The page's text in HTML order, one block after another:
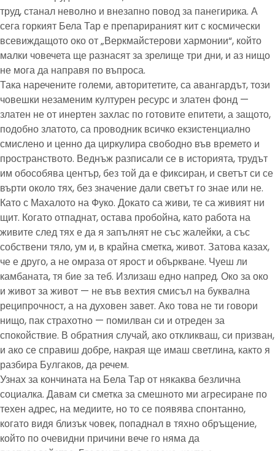
труд, станал неволно и внезапно повод за панегирика. А
сега горкият Бела Тар е препарираният кит с космически
всевиждащото око от „Веркмайстерови хармонии“, който
малки човечета ще разнасят за зрелище три дни, и аз нищо
не мога да направя по въпроса.
Така наречените големи, авторитетите, са авангардът, този
човешки незаменим културен ресурс и златен фонд —
златен не от инертен захлас по готовите епитети, а защото,
подобно златото, са проводник всичко екзистенциално
смислено и ценно да циркулира свободно във времето и
пространството. Веднъж разписали се в историята, трудът
им обособява център, без той да е фиксиран, и светът си се
върти около тях, без значение дали светът го знае или не.
Като с Махалото на Фуко. Докато са живи, те са живият ни
щит. Когато отпаднат, остава пробойна, като работа на
живите след тях е да я запълнят не със жалейки, а със
собствени тяло, ум и, в крайна сметка, живот. Затова казах,
че е друго, а не омраза от ярост и объркване. Чуеш ли
камбаната, тя бие за теб. Излизаш едно напред. Око за око
и живот за живот — не във вехтия смисъл на буквална
реципрочност, а на духовен завет. Ако това не ти говори
нищо, пак страхотно — помилван си и отреден за
спокойствие. В обратния случай, ако откликваш, си призван,
и ако се справиш добре, накрая ще имаш светлина, както я
разбира Булгаков, да речем.
Узнах за кончината на Бела Тар от някаква безлична
социалка. Давам си сметка за смешното ми агресиране по
техен адрес, на медиите, но то се появява спонтанно,
когато видя близък човек, попаднал в тяхно обръщение,
който по очевидни причини вече го няма да